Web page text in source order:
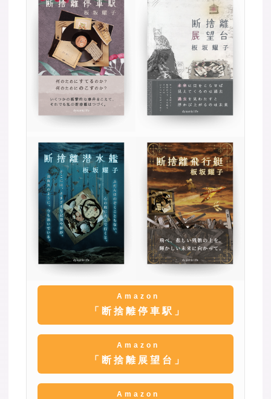
Amazon
「断捨離停車駅」
Amazon
「断捨離展望台」
Amazon